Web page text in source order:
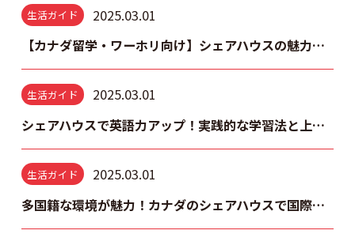
生活ガイド
2025.03.01
【カナダ留学・ワーホリ向け】シェアハウスの魅力と楽しむコツ
生活ガイド
2025.03.01
シェアハウスで英語力アップ！実践的な学習法と上達のコツ
生活ガイド
2025.03.01
多国籍な環境が魅力！カナダのシェアハウスで国際交流を楽しむコツと注意点